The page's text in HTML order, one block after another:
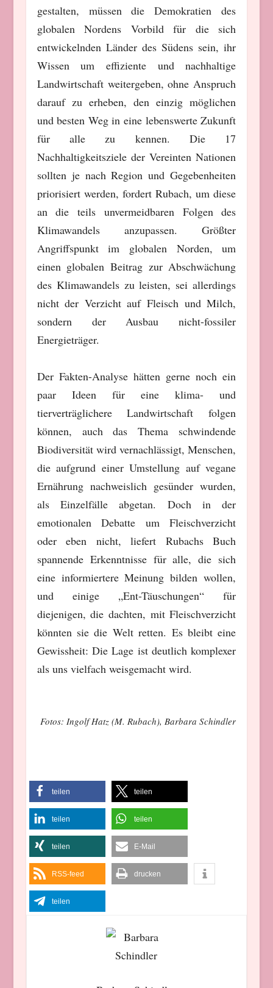
gestalten, müssen die Demokratien des
globalen Nordens Vorbild für die sich
entwickelnden Länder des Südens sein, ihr
Wissen um effiziente und nachhaltige
Landwirtschaft weitergeben, ohne Anspruch
darauf zu erheben, den einzig möglichen
und besten Weg in eine lebenswerte Zukunft
für alle zu kennen. Die 17
Nachhaltigkeitsziele der Vereinten Nationen
sollten je nach Region und Gegebenheiten
priorisiert werden, fordert Rubach, um diese
an die teils unvermeidbaren Folgen des
Klimawandels anzupassen. Größter
Angriffspunkt im globalen Norden, um
einen globalen Beitrag zur Abschwächung
des Klimawandels zu leisten, sei allerdings
nicht der Verzicht auf Fleisch und Milch,
sondern der Ausbau nicht-fossiler
Energieträger.
Der Fakten-Analyse hätten gerne noch ein
paar Ideen für eine klima- und
tierverträglichere Landwirtschaft folgen
können, auch das Thema schwindende
Biodiversität wird vernachlässigt, Menschen,
die aufgrund einer Umstellung auf vegane
Ernährung nachweislich gesünder wurden,
als Einzelfälle abgetan. Doch in der
emotionalen Debatte um Fleischverzicht
oder eben nicht, liefert Rubachs Buch
spannende Erkenntnisse für alle, die sich
eine informiertere Meinung bilden wollen,
und einige „Ent-Täuschungen“ für
diejenigen, die dachten, mit Fleischverzicht
könnten sie die Welt retten. Es bleibt eine
Gewissheit: Die Lage ist deutlich komplexer
als uns vielfach weisgemacht wird.
Fotos: Ingolf Hatz (M. Rubach), Barbara Schindler
teilen teilen
teilen teilen
teilen E-Mail
RSS-feed drucken
teilen